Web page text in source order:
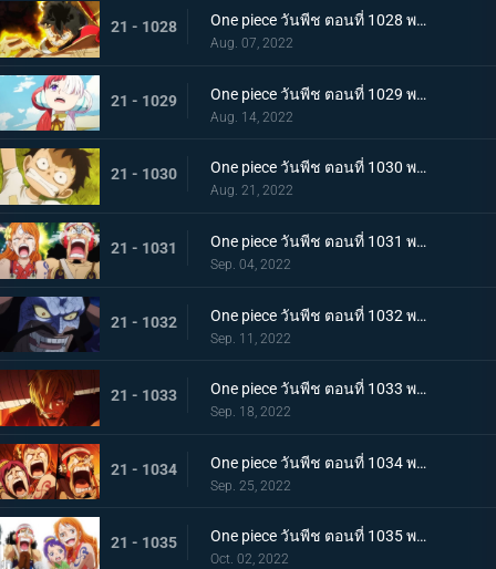
21 - 1028 One piece วันพีช ตอนที่ 1028 พากย์ไทย ก้ามข้ามสี่จักรพรรดิสิ หมัดเหล็กโต้กลับของลูฟี่
Aug. 07, 2022
21 - 1029 One piece วันพีช ตอนที่ 1029 พากย์ไทย ความทรงจำลางเลือน ลูฟี่กับอูตะลูกสาวของผมแดง
Aug. 14, 2022
21 - 1030 One piece วันพีช ตอนที่ 1030 พากย์ไทย คำสาบานต่อยุคสมัยใหม่! ลูฟี่กับอูตะ
Aug. 21, 2022
21 - 1031 One piece วันพีช ตอนที่ 1031 พากย์ไทย นามิตะโกนสุดเสียง เดธเรซแบบจนตรอก
Sep. 04, 2022
21 - 1032 One piece วันพีช ตอนที่ 1032 พากย์ไทย รุ่งอรุณของแคว้นวะ ทุกด้านประจันหน้าสุดเดือด
Sep. 11, 2022
21 - 1033 One piece วันพีช ตอนที่ 1033 พากย์ไทย ชี้ขาด หมัดราชันย์เร่งความเร็วของลูฟี่
Sep. 18, 2022
21 - 1034 One piece วันพีช ตอนที่ 1034 พากย์ไทย ลูฟี่พ่ายแพ้! กลุ่มหมวกฟางตกที่นั่งลำบาก
Sep. 25, 2022
21 - 1035 One piece วันพีช ตอนที่ 1035 พากย์ไทย ร้อยอสูรเหยียบย่ำ สิ้นสมัยตระกูลโคสึกิ
Oct. 02, 2022